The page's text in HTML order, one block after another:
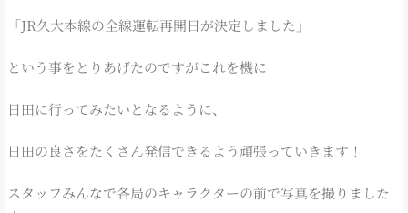
「JR久大本線の全線運転再開日が決定しました」
という事をとりあげたのですがこれを機に
日田に行ってみたいとなるように、
日田の良さをたくさん発信できるよう頑張っていきます！
スタッフみんなで各局のキャラクターの前で写真を撮りました